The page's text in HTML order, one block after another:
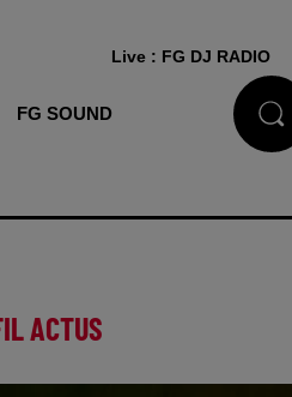
FG SOUND
Live : FG DJ RADIO
ACTUS